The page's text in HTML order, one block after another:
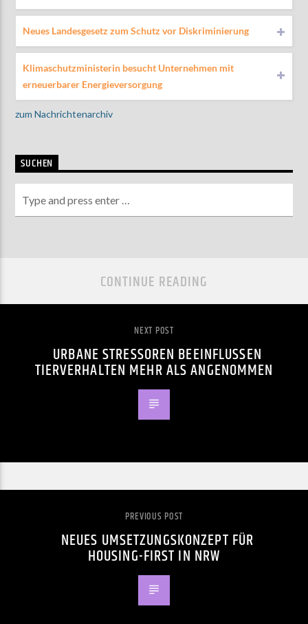
Neues Landesgesetz zum Schutz vor Diskriminierung
Klimaschutzministerin besucht Unternehmen mit
erneuerbarer Energieversorgung
zum Nachrichtenarchiv
SUCHEN
CONTINUE READING
NEXT POST
URBANE STRESSOREN BEEINFLUSSEN
TIERVERHALTEN MEHR ALS ANGENOMMEN
PREVIOUS POST
NEUES UMSETZUNGSKONZEPT FÜR
HOUSING-FIRST IN NRW